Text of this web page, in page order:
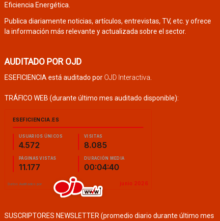
Eficiencia Energética.
Publica diariamente noticias, artículos, entrevistas, TV, etc. y ofrece
la información más relevante y actualizada sobre el sector.
AUDITADO POR OJD
ESEFICIENCIA está auditado por OJD Interactiva
TRÁFICO WEB (durante último mes auditado disponible):
SUSCRIPTORES NEWSLETTER (promedio diario durante último mes